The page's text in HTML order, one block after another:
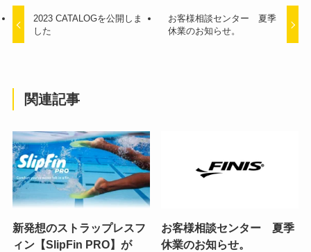
2023 CATALOGを公開しま
した
お客様相談センター 夏季
休業のお知らせ。
関連記事
新発想のストラップレスフ
ィン【SlipFin PRO】が
お客様相談センター 夏季
休業のお知らせ。